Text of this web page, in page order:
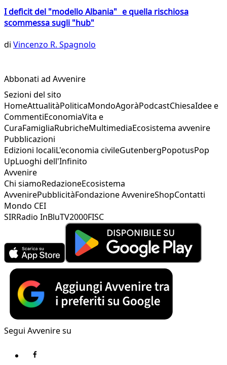
I deficit del "modello Albania" e quella rischiosa
scommessa sugli "hub"
di Vincenzo R. Spagnolo
Abbonati ad Avvenire
Sezioni del sito
HomeAttualitàPoliticaMondoAgoràPodcastChiesaIdee e
CommentiEconomiaVita e
CuraFamigliaRubricheMultimediaEcosistema avvenire
Pubblicazioni
Edizioni localiL'economia civileGutenbergPopotusPop
UpLuoghi dell'Infinito
Avvenire
Chi siamoRedazioneEcosistema
AvvenirePubblicitàFondazione AvvenireShopContatti
Mondo CEI
SIRRadio InBluTV2000FISC
Segui Avvenire su